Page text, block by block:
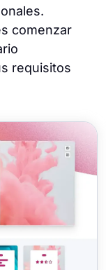
comenzar
requisitos